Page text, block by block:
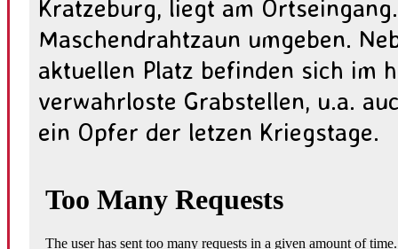
Kratzeburg, liegt am
Maschendrahtzaun umgeben.
aktuellen Platz befinden sich im
verwahrloste Grabstellen, u.a.
ein Opfer der letzen Kriegstage.